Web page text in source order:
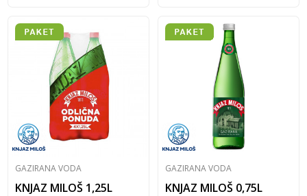
GAZIRANA VODA
KNJAZ MILOŠ 1,25L
GAZIRANA VODA
KNJAZ MILOŠ 0,75L